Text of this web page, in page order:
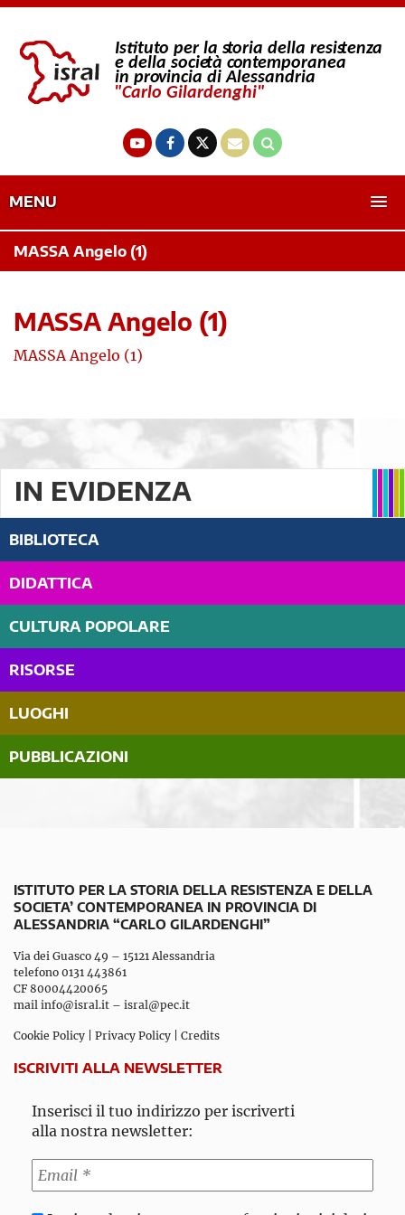
MENU
MASSA Angelo (1)
MASSA Angelo (1)
MASSA Angelo (1)
IN EVIDENZA
BIBLIOTECA
DIDATTICA
CULTURA POPOLARE
RISORSE
LUOGHI
PUBBLICAZIONI
ISTITUTO PER LA STORIA DELLA RESISTENZA E DELLA
SOCIETA’ CONTEMPORANEA IN PROVINCIA DI
ALESSANDRIA “CARLO GILARDENGHI”
Via dei Guasco 49 – 15121 Alessandria
telefono 0131 443861
CF 80004420065
mail info@isral.it – isral@pec.it
Cookie Policy Privacy Policy Credits
ISCRIVITI ALLA NEWSLETTER
Inserisci il tuo indirizzo per iscriverti
alla nostra newsletter: